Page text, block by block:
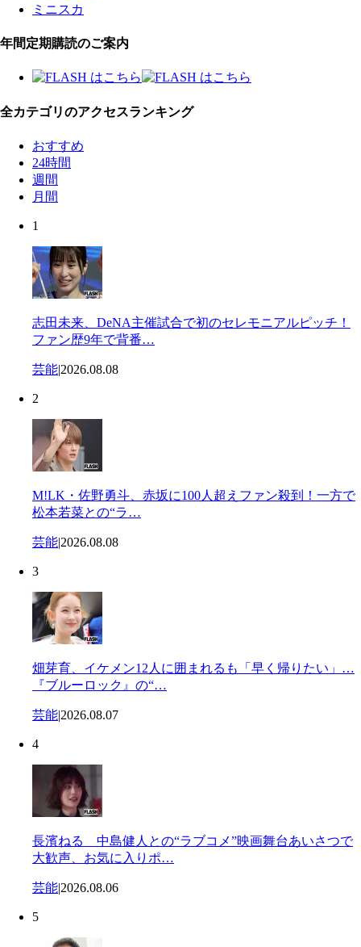
ミニスカ
年間定期購読のご案内
全カテゴリのアクセスランキング
おすすめ
24時間
週間
月間
1
志田未来、DeNA主催試合で初のセレモニアルピッチ！
ファン歴9年で背番…
芸能|2026.08.08
2
M!LK・佐野勇斗、赤坂に100人超えファン殺到！一方で
松本若菜との“ラ…
芸能|2026.08.08
3
畑芽育、イケメン12人に囲まれるも「早く帰りたい」…
『ブルーロック』の“…
芸能|2026.08.07
4
長濱ねる 中島健人との“ラブコメ”映画舞台あいさつで
大歓声、お気に入りポ…
芸能|2026.08.06
5